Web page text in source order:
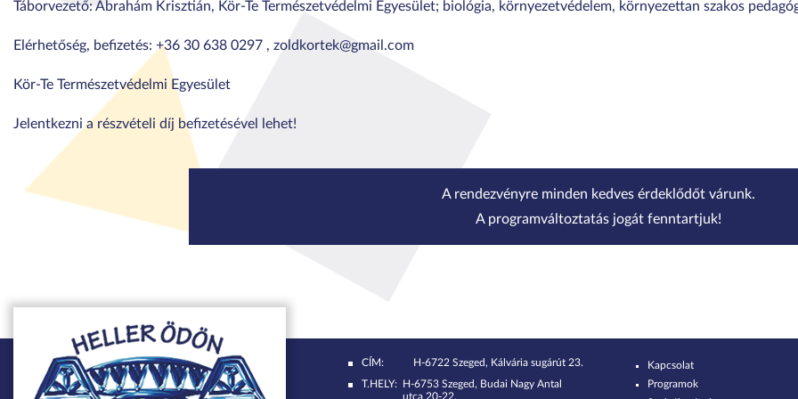
Táborvezető: Ábrahám Krisztián, Kör-Te Természetvédelmi Egyesület; biológia, környezetvédelem, környezettan szakos
Elérhetőség, befizetés: +36 30 638 0297 , zoldkortek@gmail.com
Kör-Te Természetvédelmi Egyesület
Jelentkezni a részvételi díj befizetésével lehet!
A rendezvényre minden kedves érdeklődőt várunk.
A programváltoztatás jogát fenntartjuk!
CÍM:
H-6722 Szeged, Kálvária sugárút 23.
T.HELY: H-6753 Szeged, Budai Nagy Antal
utca 20-22.
Kapcsolat
Programok